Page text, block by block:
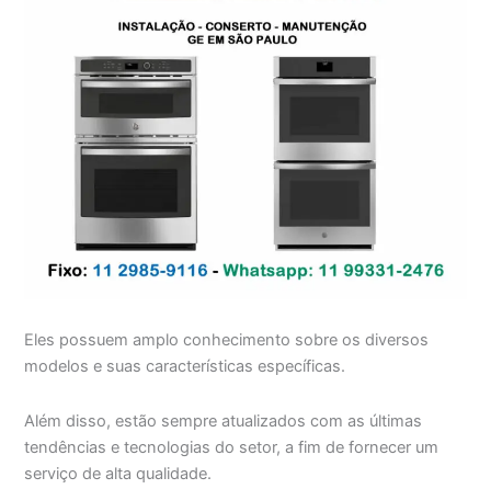
Eles possuem amplo conhecimento sobre os diversos
modelos e suas características específicas.
Além disso, estão sempre atualizados com as últimas
tendências e tecnologias do setor, a fim de fornecer um
serviço de alta qualidade.